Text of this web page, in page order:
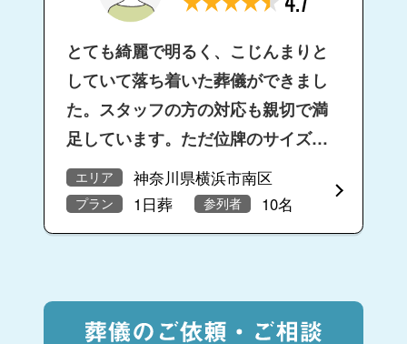
とても綺麗で明るく、こじんまりと
していて落ち着いた葬儀ができまし
た。スタッフの方の対応も親切で満
足しています。ただ位牌のサイズに
合ったシールを用意した方がいいと
思いました。
エリア 神奈川県横浜市南区
プラン 1日葬 参列者 10名